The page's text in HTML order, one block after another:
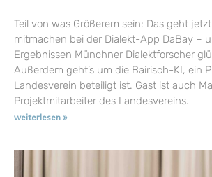
Teil von was Größerem sein: Das geht
mitmachen bei der Dialekt-App DaBay –
Ergebnissen Münchner Dialektforscher
Außerdem geht’s um die Bairisch-KI, ein
Landesverein beteiligt ist. Gast ist auch
Projektmitarbeiter des Landesvereins.
weiterlesen »